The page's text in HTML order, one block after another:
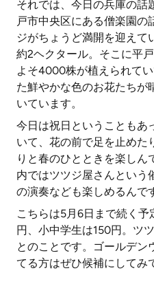
それでは、今日の兵庫の話
戸市中央区にある僧楽園の
ジがちょうど満開を迎えて
約2ヘクタール。そこに平
よそ4000株が植えられて
た鮮やかな色のお花たちが
いています。
今日は祝日ということもあ
いて、花の前で足を止めた
りと春のひとときを楽しん
内ではツツジ屋さんという
の演奏なども楽しめるんで
こちらは5月6日まで続く
円、小中学生は150円。ツ
とのことです。ゴールデン
てる方はぜひ候補にしてみ